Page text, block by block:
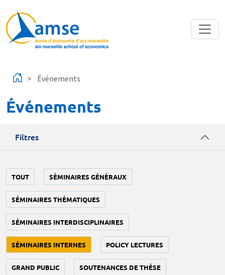
Événements
Événements
Filtres
TOUT SÉMINAIRES GÉNÉRAUX
SÉMINAIRES THÉMATIQUES
SÉMINAIRES INTERDISCIPLINAIRES
SÉMINAIRES INTERNES POLICY LECTURES
GRAND PUBLIC SOUTENANCES DE THÈSE